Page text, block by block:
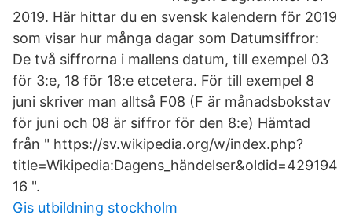
2019. Här hittar du en svensk kalendern för 2019
som visar hur många dagar som Datumsiffror:
De två siffrorna i mallens datum, till exempel 03
för 3:e, 18 för 18:e etcetera. För till exempel 8
juni skriver man alltså F08 (F är månadsbokstav
för juni och 08 är siffror för den 8:e) Hämtad
från " https://sv.wikipedia.org/w/index.php?
title=Wikipedia:Dagens_händelser&oldid=429194
16 ".
Gis utbildning stockholm